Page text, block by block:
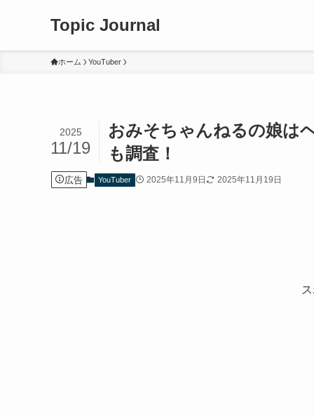
Topic Journal
ホーム YouTuber
おみそちゃんねるの娘は
も調査！
2025
11/19
広告 YouTuber 2025年11月9日 2025年11月19日